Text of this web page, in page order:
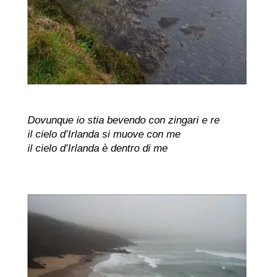
Dovunque io stia bevendo con zingari e re
il cielo d’Irlanda si muove con me
il cielo d’Irlanda è dentro di me